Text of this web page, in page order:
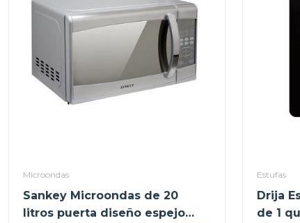
Microondas
Sankey Microondas de 20
litros puerta diseño espejo
Estufas
Drija
de 1